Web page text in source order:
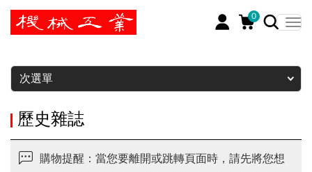
0
暫停
次選單
歷史雜誌
購物提醒：當您要離開或跳轉頁面時，請先將您想